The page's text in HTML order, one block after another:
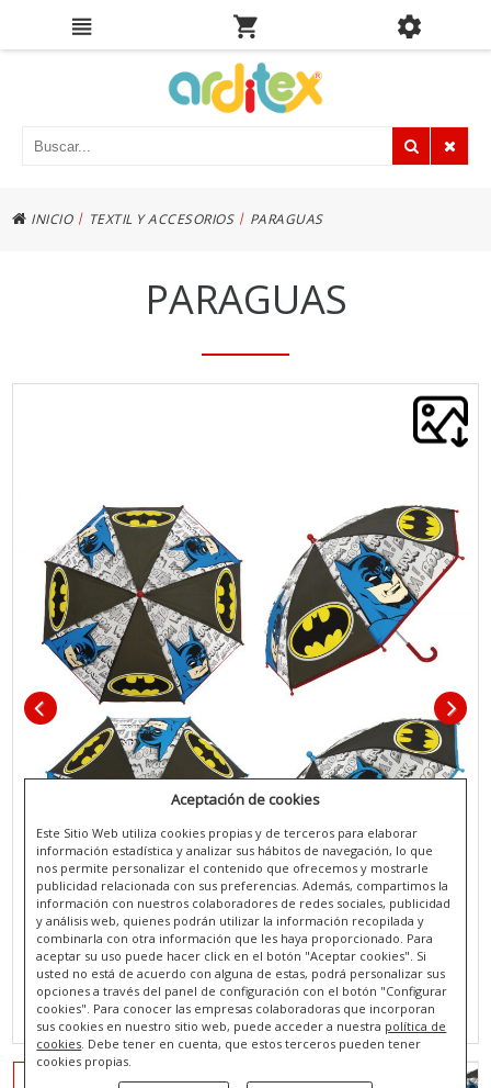
INICIO | TEXTIL Y ACCESORIOS | PARAGUAS
PARAGUAS
Aceptación de cookies
Este Sitio Web utiliza cookies propias y de terceros para elaborar
información estadística y analizar sus hábitos de navegación, lo que
nos permite personalizar el contenido que ofrecemos y mostrarle
publicidad relacionada con sus preferencias. Además, compartimos la
información con nuestros colaboradores de redes sociales, publicidad
y análisis web, quienes podrán utilizar la información recopilada y
combinarla con otra información que les haya proporcionado. Para
aceptar su uso puede hacer click en el botón "Aceptar cookies". Si
usted no está de acuerdo con alguna de estas, podrá personalizar sus
opciones a través del panel de configuración con el botón "Configurar
cookies". Para conocer las empresas colaboradoras que incorporan
sus cookies en nuestro sitio web, puede acceder a nuestra política de
cookies . Debe tener en cuenta, que estos terceros pueden tener
cookies propias.